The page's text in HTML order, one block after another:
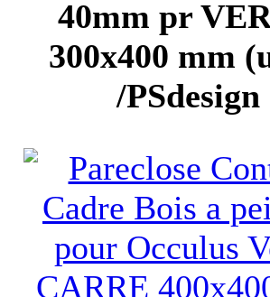
40mm pr
300x400 mm
/PSdesign